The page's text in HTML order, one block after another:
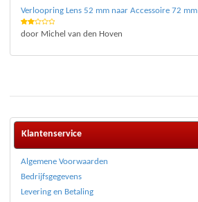
Verloopring Lens 52 mm naar Accessoire 72 mm
Waar
deri
door Michel van den Hoven
Klantenservice
Algemene Voorwaarden
Bedrijfsgegevens
Levering en Betaling